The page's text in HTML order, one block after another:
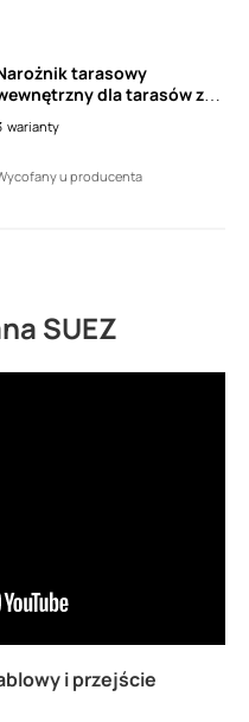
tarasowy
dla tarasów z
Nw 60/90 (1
warianty
u producenta
SUEZ
i przejście